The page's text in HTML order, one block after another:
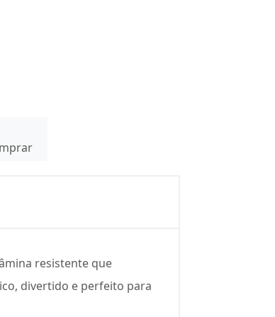
resistente que
divertido e perfeito para